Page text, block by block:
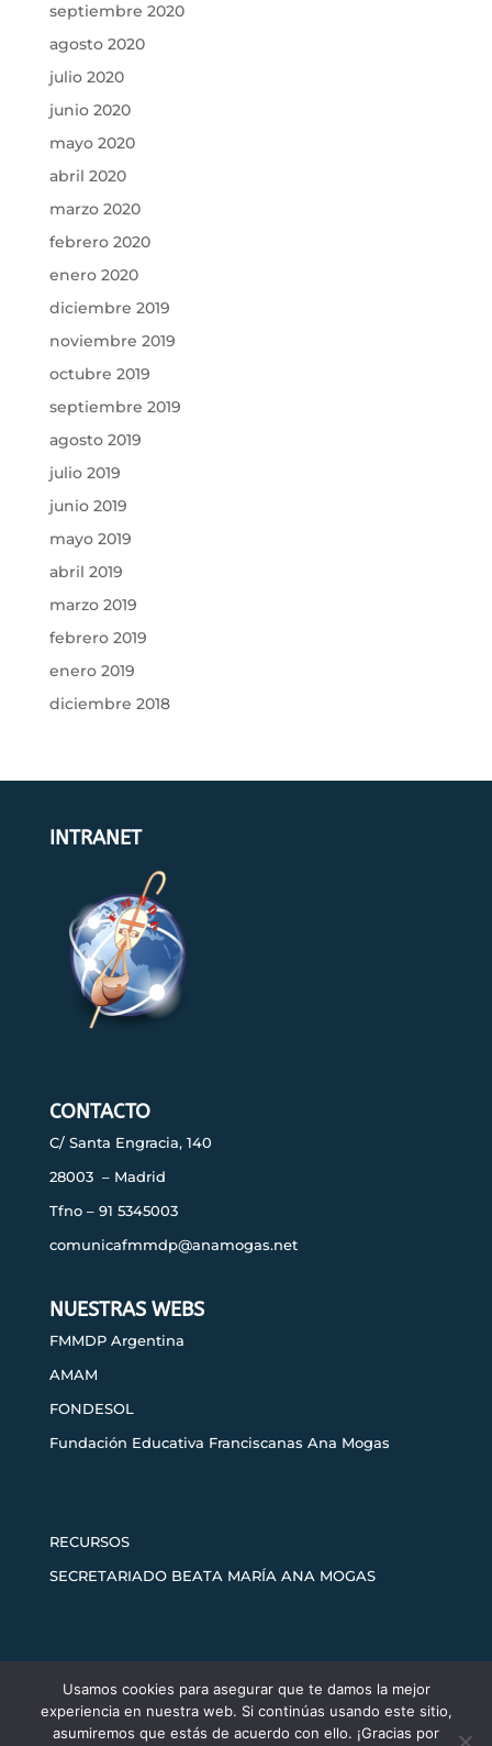
septiembre 2020
agosto 2020
julio 2020
junio 2020
mayo 2020
abril 2020
marzo 2020
febrero 2020
enero 2020
diciembre 2019
noviembre 2019
octubre 2019
septiembre 2019
agosto 2019
julio 2019
junio 2019
mayo 2019
abril 2019
marzo 2019
febrero 2019
enero 2019
diciembre 2018
INTRANET
CONTACTO
C/ Santa Engracia, 140
28003 – Madrid
Tfno – 91 5345003
comunicafmmdp@anamogas.net
NUESTRAS WEBS
FMMDP Argentina
AMAM
FONDESOL
Fundación Educativa Franciscanas Ana Mogas
RECURSOS
SECRETARIADO BEATA MARÍA ANA MOGAS
Aviso legal
Política de privacidad
Política de cookies
Usamos cookies para asegurar que te damos la mejor
experiencia en nuestra web. Si continúas usando este sitio,
asumiremos que estás de acuerdo con ello. ¡Gracias por